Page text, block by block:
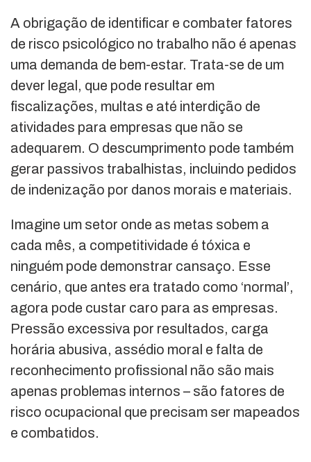
A obrigação de identificar e combater fatores
de risco psicológico no trabalho não é apenas
uma demanda de bem-estar. Trata-se de um
dever legal, que pode resultar em
fiscalizações, multas e até interdição de
atividades para empresas que não se
adequarem. O descumprimento pode também
gerar passivos trabalhistas, incluindo pedidos
de indenização por danos morais e materiais.
Imagine um setor onde as metas sobem a
cada mês, a competitividade é tóxica e
ninguém pode demonstrar cansaço. Esse
cenário, que antes era tratado como ‘normal’,
agora pode custar caro para as empresas.
Pressão excessiva por resultados, carga
horária abusiva, assédio moral e falta de
reconhecimento profissional não são mais
apenas problemas internos – são fatores de
risco ocupacional que precisam ser mapeados
e combatidos.